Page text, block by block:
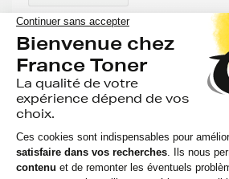
-
Ajouter au panier